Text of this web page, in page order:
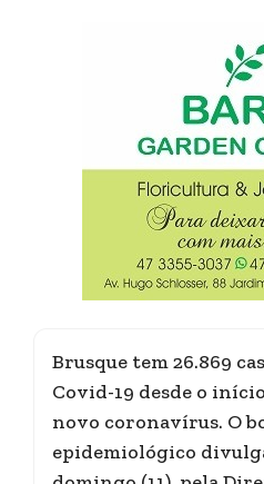
Brusque tem 26.869
Covid-19 desde o
novo coronavírus. O
epidemiológico